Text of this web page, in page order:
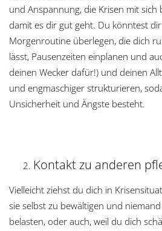
und Anspannung, die Krisen mit
damit es dir gut geht. Du könntest
Morgenroutine überlegen, die dich
lässt, Pausenzeiten einplanen und
deinen Wecker dafür!) und deinen
und engmaschiger strukturieren,
Unsicherheit und Ängste besteht.
Kontakt zu anderen
Vielleicht ziehst du dich in
sie selbst zu bewältigen und
belasten, oder auch, weil du dich